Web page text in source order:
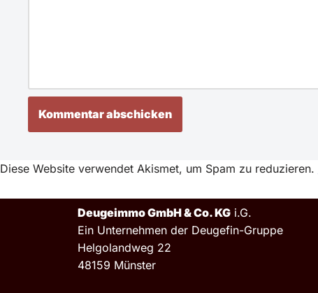
Diese Website verwendet Akismet, um Spam zu reduzieren.
Deugeimmo GmbH & Co. KG i.G.
Ein Unternehmen der Deugefin-Gruppe
Helgolandweg 22
48159 Münster